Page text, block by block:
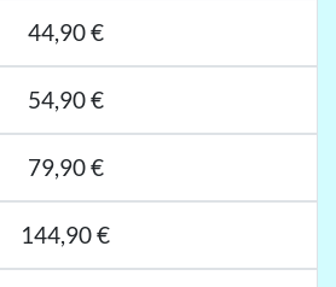
44,90 €
54,90 €
79,90 €
144,90 €